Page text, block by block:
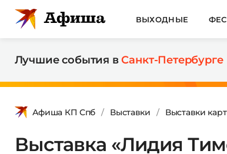
ВЫХОДНЫЕ
Лучшие события вСанкт-Петербурге
Афиша КП Спб Выставки Выставки
Выставка «Лидия